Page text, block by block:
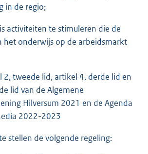
in de regio;
activiteiten te stimuleren die de
het onderwijs op de arbeidsmarkt
2, tweede lid, artikel 4, derde lid en
lid van de Algemene
Hilversum 2021 en de Agenda
2022-2023
stellen de volgende regeling: